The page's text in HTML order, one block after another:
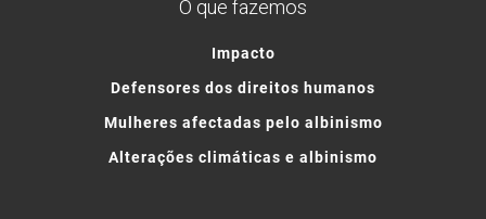
O que fazemos
Impacto
Defensores dos direitos humanos
Mulheres afectadas pelo albinismo
Alterações climáticas e albinismo